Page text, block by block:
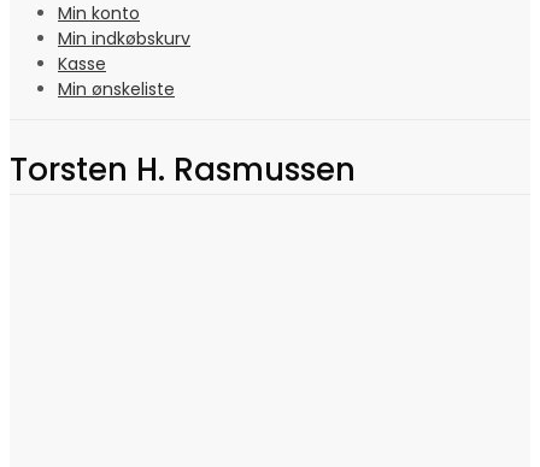
Min konto
Min indkøbskurv
Kasse
Min ønskeliste
Torsten H. Rasmussen